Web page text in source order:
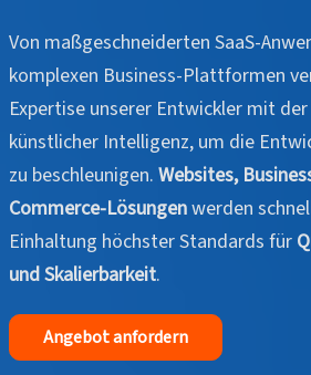
Von maßgeschneiderten SaaS-
komplexen Business-Plattformen
Expertise unserer Entwickler mit
künstlicher Intelligenz, um die
zu beschleunigen. Websites,
Commerce-Lösungenwerden
Einhaltung höchster Standards für
und Skalierbarkeit.
Angebot anfordern